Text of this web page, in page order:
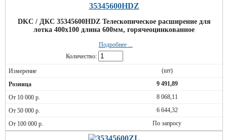
35345600HDZ
DKC / ДКС 35345600HDZ Телескопическое расширение для
лотка 400х100 длина 600мм, горячеоцинкованное
Подробнее ...
Количество:
(шт)
9 491,89
8 068,11
6 644,32
По запросу